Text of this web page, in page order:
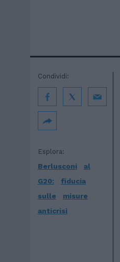
Esplora:
Berlusconi
al
G20:
fiducia
sulle
misure
anticrisi
Condividi: